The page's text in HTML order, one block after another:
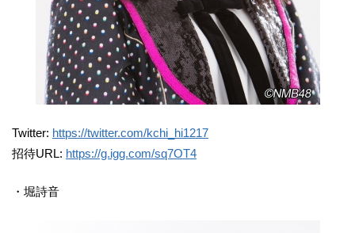
Twitter: https://twitter.com/kchi_hi1217
招待URL: https://g.igg.com/sq7OT4
・堀詩音